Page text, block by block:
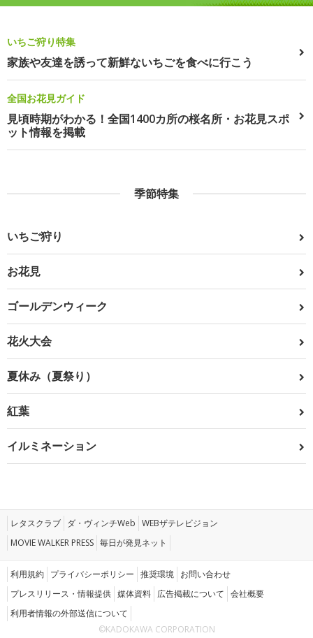
いちご狩り特集
家族や友達を誘って新鮮ないちごを食べに行こう
全国お花見ガイド
見頃時期がわかる！全国1400カ所の桜名所・お花見スポ
ット情報を掲載
季節特集
いちご狩り
お花見
ゴールデンウィーク
花火大会
夏休み（夏祭り）
紅葉
イルミネーション
レタスクラブ ダ・ヴィンチWeb WEBザテレビジョン
MOVIE WALKER PRESS 毎日が発見ネット
利用規約 プライバシーポリシー 推奨環境 お問い合わせ
プレスリリース・情報提供 媒体資料 広告掲載について 会社概要
利用者情報の外部送信について
©KADOKAWA CORPORATION